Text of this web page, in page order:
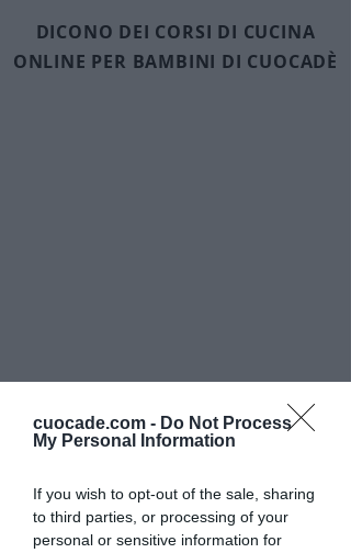
cuocade.com - Do Not Process
My Personal Information
If you wish to opt-out of the sale, sharing
to third parties, or processing of your
personal or sensitive information for
DICONO DEI CORSI DI CUCINA
ONLINE PER BAMBINI DI CUOCADÈ
Ingredienti segreti:
il sorrisoela fantasiaper ricette che